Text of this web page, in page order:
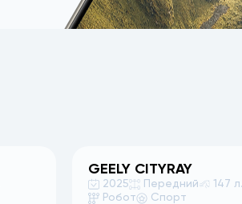
GEELY CITYRAY
2025 Передний
147
Робот
Спорт